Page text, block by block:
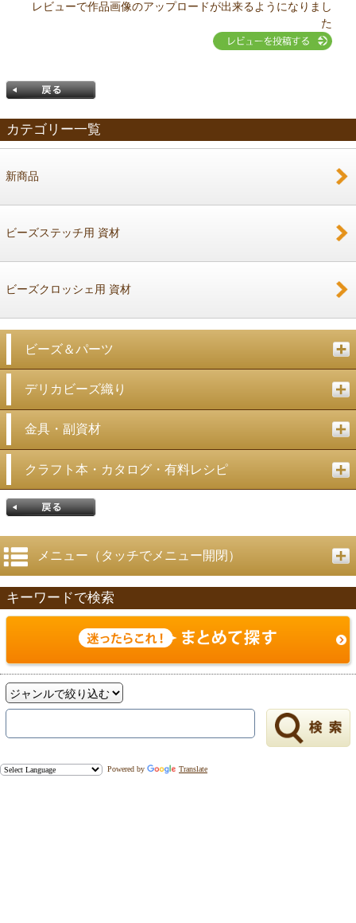
レビューで作品画像のアップロードが出来るようになりまし
た
カテゴリー一覧
新商品
ビーズステッチ用 資材
ビーズクロッシェ用 資材
ビーズ＆パーツ
デリカビーズ織り
金具・副資材
クラフト本・カタログ・有料レシピ
戻る
メニュー（タッチでメニュー開閉）
キーワードで検索
Powered by Translate